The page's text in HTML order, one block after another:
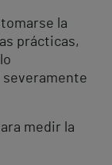
la
prácticas,
medir la